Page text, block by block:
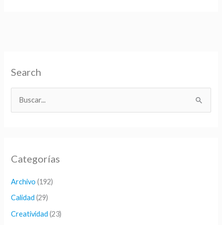
Search
a
o
r
Categorías
Archivo (192)
Calidad (29)
Creatividad (23)